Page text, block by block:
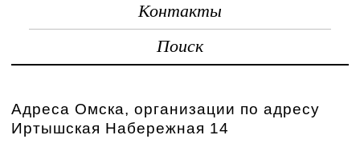
Контакты
Поиск
Адреса Омска, организации по адресу
Иртышская Набережная 14